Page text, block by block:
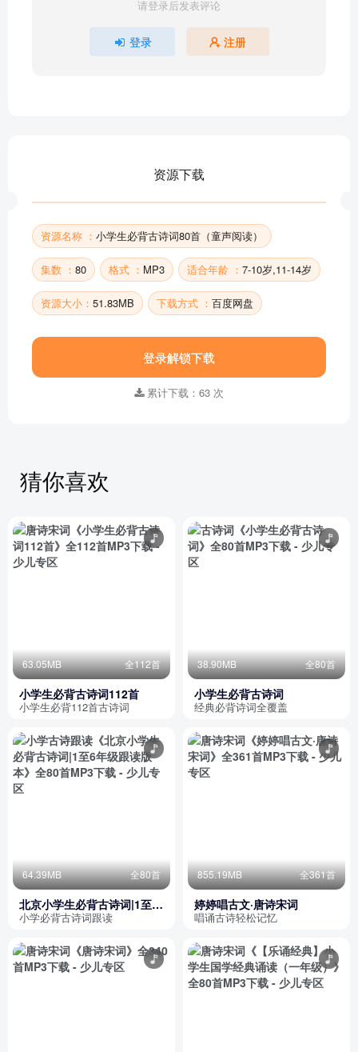
22 望庐山瀑布（小学生必背古詩詞80首）
23 赠汪伦（小学生必背古詩詞80首）
24 独坐敬亭山（小学生必背古詩詞80首）
29 闻官军收河南河北（小学生必背古詩詞80首）
30 绝句（小学生必背古詩詞80首）
部分目录展示 ▶ 下载后解锁 80 首完整音频
请登录后发表评论
登录 注册
资源下载
资源名称 ： 小学生必背古诗词80首（童声阅读）
集数 ： 80 格式 ： MP3 适合年龄 ： 7-10岁,11-14岁
资源大小： 51.83MB 下载方式 ： 百度网盘
登录解锁下载
累计下载：63 次
猜你喜欢
63.05MB 全112首
小学生必背古诗词112首
小学生必背112首古诗词
38.90MB 全80首
小学生必背古诗词
经典必背诗词全覆盖
64.39MB 全80首
北京小学生必背古诗词|1至6
年级跟读版本
小学必背古诗词跟读
855.19MB 全361首
婷婷唱古文·唐诗宋词
唱诵古诗轻松记忆